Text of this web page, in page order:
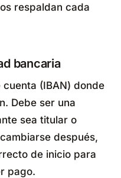
respaldan cada
bancaria
(IBAN) donde
Debe ser una
sea titular o
después,
de inicio para
pago.